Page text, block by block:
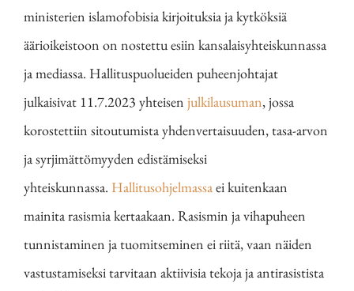
ministerien islamofobisia kirjoituksia ja kytköksiä
äärioikeistoon on nostettu esiin kansalaisyhteiskunnassa
ja mediassa. Hallituspuolueiden puheenjohtajat
julkaisivat 11.7.2023 yhteisen julkilausuman, jossa
korostettiin sitoutumista yhdenvertaisuuden, tasa-arvon
ja syrjimättömyyden edistämiseksi
yhteiskunnassa. Hallitusohjelmassaei kuitenkaan
mainita rasismia kertaakaan. Rasismin ja vihapuheen
tunnistaminen ja tuomitseminen ei riitä, vaan näiden
vastustamiseksi tarvitaan aktiivisia tekoja ja antirasistista